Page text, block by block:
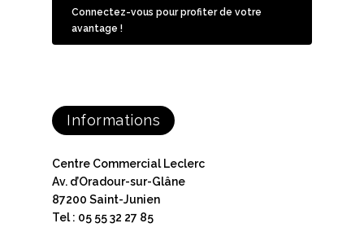
Connectez-vous pour profiter de votre
avantage !
Informations
Centre Commercial Leclerc
Av. d’Oradour-sur-Glâne
87200 Saint-Junien
Tel : 05 55 32 27 85